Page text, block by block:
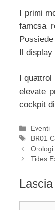
I primi
famosa
Il
I quattroi
elevate
cockpit
Eventi
Tag
BR01
articolo
Orologi
Tides